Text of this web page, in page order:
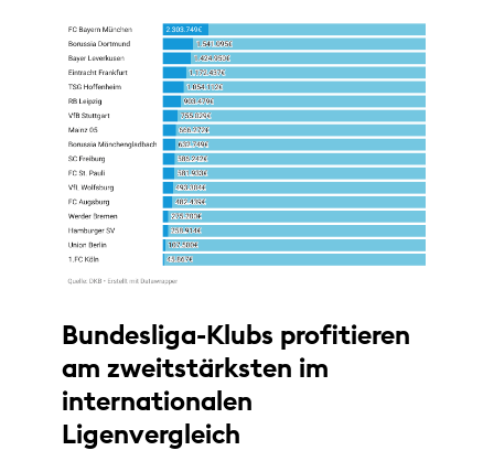
Bundesliga-Klubs profitieren
am zweitstärksten im
internationalen
Ligenvergleich